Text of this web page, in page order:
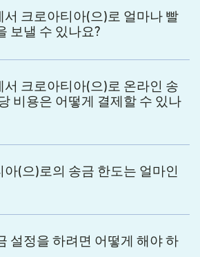
서 크로아티아(으)로 얼마나 빨
보낼 수 있나요?
서 크로아티아(으)로 온라인 송
비용은 어떻게 결제할 수 있나
아(으)로의 송금 한도는 얼마인
설정을 하려면 어떻게 해야 하